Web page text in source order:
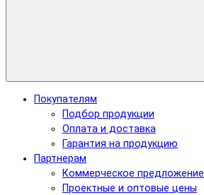
Покупателям
Подбор продукции
Оплата и доставка
Гарантия на продукцию
Партнерам
Коммерческое предложение
Проектные и оптовые цены